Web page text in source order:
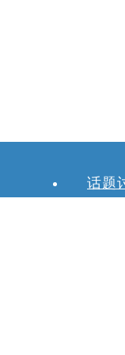
话题